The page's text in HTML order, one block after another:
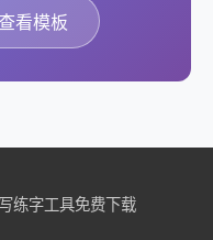
查看模板
练字工具免费下载